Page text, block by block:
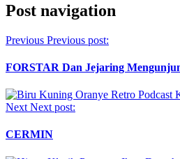
Post navigation
Previous Previous post:
FORSTAR Dan Jejaring
Next Next post:
CERMIN